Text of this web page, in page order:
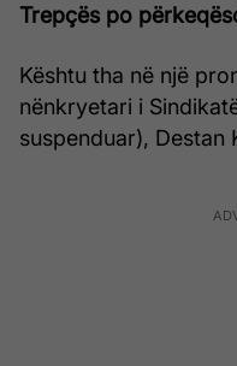
Trepçës po
Kështu tha në një
nënkryetari i
suspenduar), Destan